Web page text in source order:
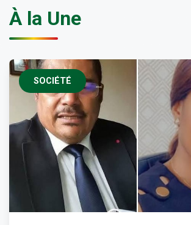
À la Une
SOCIÉTÉ